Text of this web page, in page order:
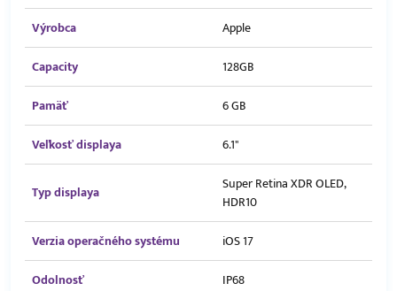
Výrobca
Apple
Capacity
128GB
Pamäť
6 GB
Veľkosť displaya
6.1"
Typ displaya
Super Retina XDR OLED,
HDR10
Verzia operačného systému
iOS 17
Odolnosť
IP68